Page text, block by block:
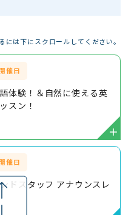
には下にスクロールしてください。
催日
体験！＆自然に使える英
スン！
催日
ドスタッフ アナウンスレ